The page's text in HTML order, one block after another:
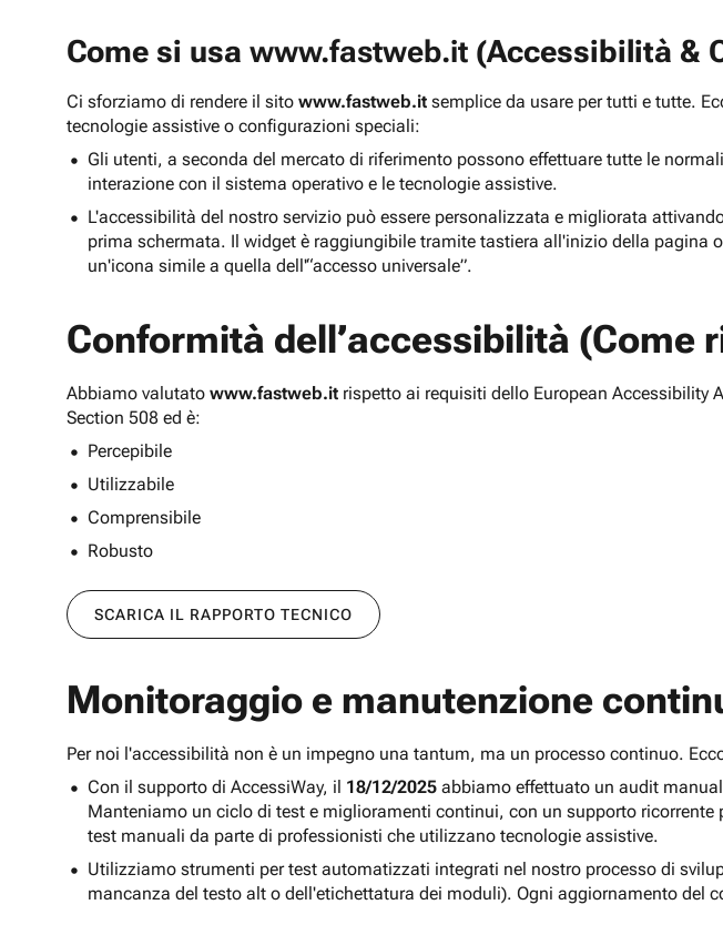
Come si usa www.fastweb.it (Accessibilità &
Ci sforziamo di rendere il sito www.fastweb.it semplice da usare per tutti e tutte.
tecnologie assistive o configurazioni speciali:
Gli utenti, a seconda del mercato di riferimento possono effettuare tutte le
interazione con il sistema operativo e le tecnologie assistive.
L'accessibilità del nostro servizio può essere personalizzata e migliorata
prima schermata. Il widget è raggiungibile tramite tastiera all'inizio della
un'icona simile a quella dell'“accesso universale”.
Conformità dell’accessibilità (Come
Abbiamo valutato www.fastweb.it rispetto ai requisiti dello European Accessibility
Section 508 ed è:
Percepibile
Utilizzabile
Comprensibile
Robusto
SCARICA IL RAPPORTO TECNICO
Monitoraggio e manutenzione
Per noi l'accessibilità non è un impegno una tantum, ma un processo continuo.
Con il supporto di AccessiWay, il 18/12/2025 abbiamo effettuato un audit
Manteniamo un ciclo di test e miglioramenti continui, con un supporto
test manuali da parte di professionisti che utilizzano tecnologie assistive.
Utilizziamo strumenti per test automatizzati integrati nel nostro processo di
mancanza del testo alt o dell'etichettatura dei moduli). Ogni aggiornamento del